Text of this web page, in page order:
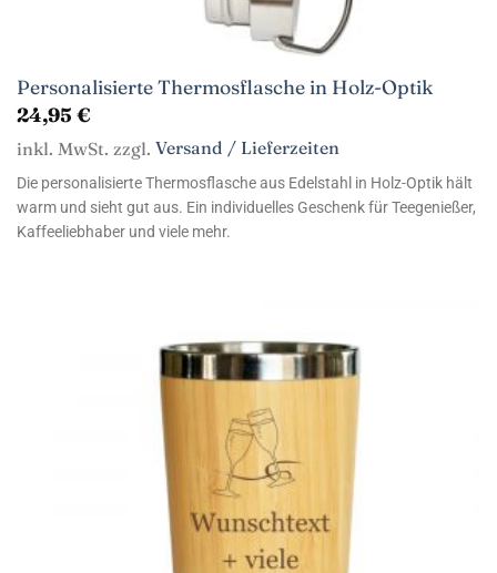
Personalisierte Thermosflasche in Holz-Optik
24,95 €
inkl. MwSt. zzgl. Versand / Lieferzeiten
Die personalisierte Thermosflasche aus Edelstahl in Holz-Optik hält
warm und sieht gut aus. Ein individuelles Geschenk für Teegenießer,
Kaffeeliebhaber und viele mehr.